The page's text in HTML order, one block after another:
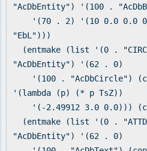
"AcDbEntity") '(100 .
'(70 . 2) '(10 0.0 0.0
"EbL")))
(entmake (list '(0 .
"AcDbEntity") '(62 . 0)
'(100 . "AcDbCircle")
'(lambda (p) (* p TsZ))
'(-2.49912 3.0 0.0)))
(entmake (list '(0 .
"AcDbEntity") '(62 . 0)